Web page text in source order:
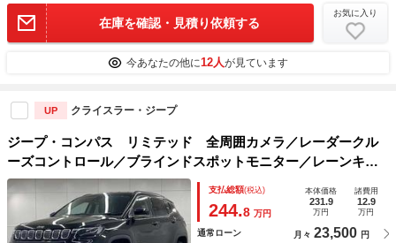
在庫を確認・見積り依頼する
お気に入り
今あなたの他に12人が見ています
UP クライスラー・ジープ
ジープ・コンパス リミテッド 全周囲カメラ／レーダークル
ーズコントロール／ブラインドスポットモニター／レーンキー
プアシスト／パワーシート／黒革シート／クリアランスソナー
／ＥＴＣ／ＬＥＤヘッドライト／オートエアコン
支払総額(税込)
244.8 万円
本体価格
231.9
万円
諸費用
12.9
万円
通常ローン 月々 23,500 円